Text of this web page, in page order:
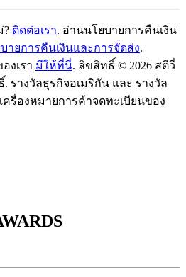
? ติดต่อเรา. อ่านนโยบายการคืนเงิน
ายการคืนเงินและการจัดส่ง.
งเรา มีให้ที่นี่. ลิขสิทธิ์ © 2026 สตีวี่
รางวัลธุรกิจอเมริกัน และ รางวัล
ครื่องหมายการค้าจดทะเบียนของ